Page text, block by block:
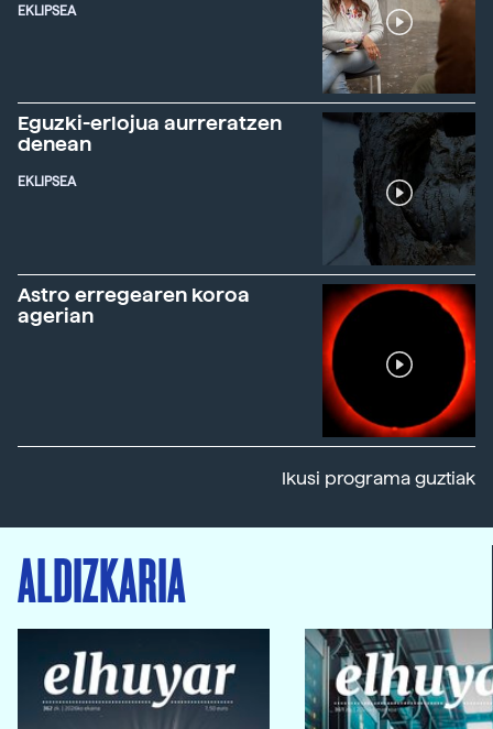
EKLIPSEA
Eguzki-erlojua aurreratzen
denean
EKLIPSEA
Astro erregearen koroa
agerian
Ikusi programa guztiak
ALDIZKARIA